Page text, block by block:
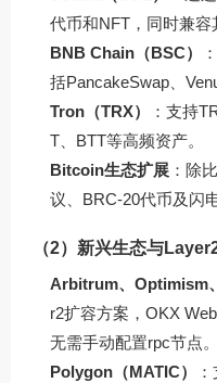
代币和NFT，同时兼容
BNB Chain（BSC）
括PancakeSwap、
Tron（TRX）
：支持
T、BTT等高频资产。
Bitcoin生态扩展 ：除
议、BRC-20代币及闪
（2）新兴生态与
Arbitrum、Optimism
r2扩容方案，OKX
无需手动配置rpc节点。
Polygon（MATIC）